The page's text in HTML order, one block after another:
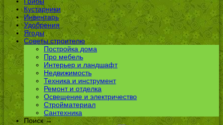
Кустарники
Инвентарь
Удобрения
Ягоды
Советы строителю
Постройка дома
Про мебель
Интерьер и ландшафт
Недвижимость
Техника и инструмент
Ремонт и отделка
Освещение и электричество
Стройматериал
Сантехника
Поиск →